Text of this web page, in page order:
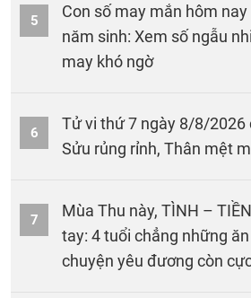
5
Con số may mắn hôm
năm sinh: Xem số ngẫu
may khó ngờ
6
Tử vi thứ 7 ngày 8/8/2026
Sửu rủng rỉnh, Thân mệt
7
Mùa Thu này, TÌNH –
tay: 4 tuổi chẳng những
chuyện yêu đương còn